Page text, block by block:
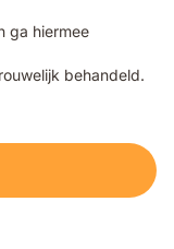
ga hiermee
behandeld.